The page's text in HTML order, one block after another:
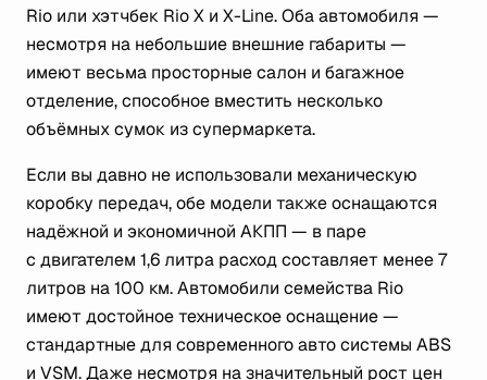
Rio или хэтчбек Rio X и X-Line. Оба автомобиля —
несмотря на небольшие внешние габариты —
имеют весьма просторные салон и багажное
отделение, способное вместить несколько
объёмных сумок из супермаркета.
Если вы давно не использовали механическую
коробку передач, обе модели также оснащаются
надёжной и экономичной АКПП — в паре
с двигателем 1,6 литра расход составляет менее 7
литров на 100 км. Автомобили семейства Rio
имеют достойное техническое оснащение —
стандартные для современного авто системы ABS
и VSM. Даже несмотря на значительный рост цен